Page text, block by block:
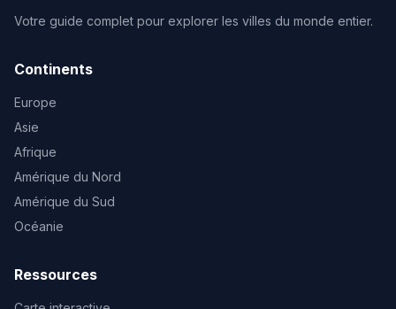
Votre guide complet pour explorer les villes du monde entier.
Continents
Europe
Asie
Afrique
Amérique du Nord
Amérique du Sud
Océanie
Ressources